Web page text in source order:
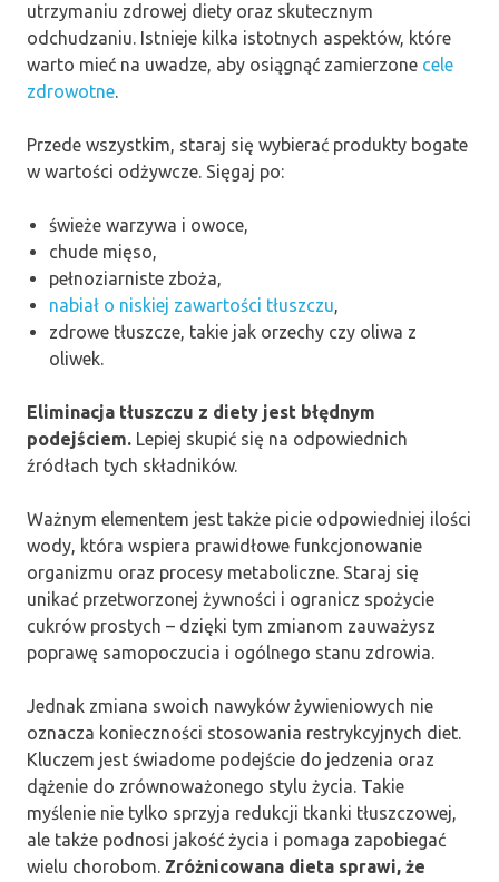
utrzymaniu zdrowej diety oraz skutecznym
odchudzaniu. Istnieje kilka istotnych aspektów, które
warto mieć na uwadze, aby osiągnąć zamierzone cele
zdrowotne.
Przede wszystkim, staraj się wybierać produkty bogate
w wartości odżywcze. Sięgaj po:
świeże warzywa i owoce,
chude mięso,
pełnoziarniste zboża,
nabiał o niskiej zawartości tłuszczu,
zdrowe tłuszcze, takie jak orzechy czy oliwa z
oliwek.
Eliminacja tłuszczu z diety jest błędnym
podejściem. Lepiej skupić się na odpowiednich
źródłach tych składników.
Ważnym elementem jest także picie odpowiedniej ilości
wody, która wspiera prawidłowe funkcjonowanie
organizmu oraz procesy metaboliczne. Staraj się
unikać przetworzonej żywności i ogranicz spożycie
cukrów prostych – dzięki tym zmianom zauważysz
poprawę samopoczucia i ogólnego stanu zdrowia.
Jednak zmiana swoich nawyków żywieniowych nie
oznacza konieczności stosowania restrykcyjnych diet.
Kluczem jest świadome podejście do jedzenia oraz
dążenie do zrównoważonego stylu życia. Takie
myślenie nie tylko sprzyja redukcji tkanki tłuszczowej,
ale także podnosi jakość życia i pomaga zapobiegać
wielu chorobom. Zróżnicowana dieta sprawi, że